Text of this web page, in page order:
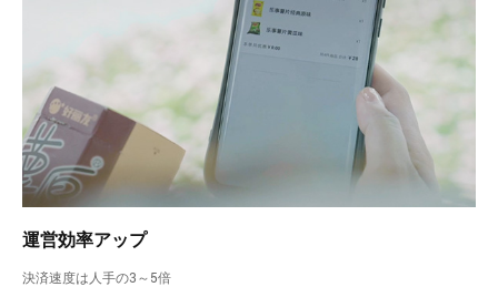
運営効率アップ
決済速度は人手の3～5倍